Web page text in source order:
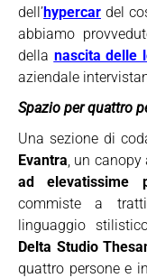
dell’hypercar del
abbiamo
della nascita delle
aziendale
Spazio per quattro
Una sezione di
Evantra, un
ad elevatissime
commiste a
linguaggio
Delta Studio
quattro persone e